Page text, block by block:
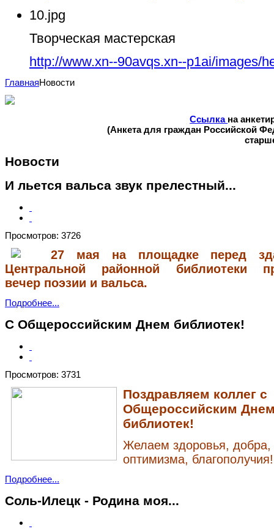
10.jpg
Творческая мастерская
http://www.xn--90avqs.xn--p1ai/images/
ГлавнаяНовости
Ссылка на
(Анкета для граждан Российской
Новости
И льется вальса звук прелестный...
Просмотров: 3726
27 мая на площадке перед
Центральной районной библиотеки
вечер поэзии и вальса.
Подробнее...
С Общероссийским Днем библиотек!
Просмотров: 3731
Поздравляем коллег с
Общероссийским
библиотек!
Желаем здоровья, добра,
оптимизма, благополучия!
Подробнее...
Соль-Илецк - Родина моя...